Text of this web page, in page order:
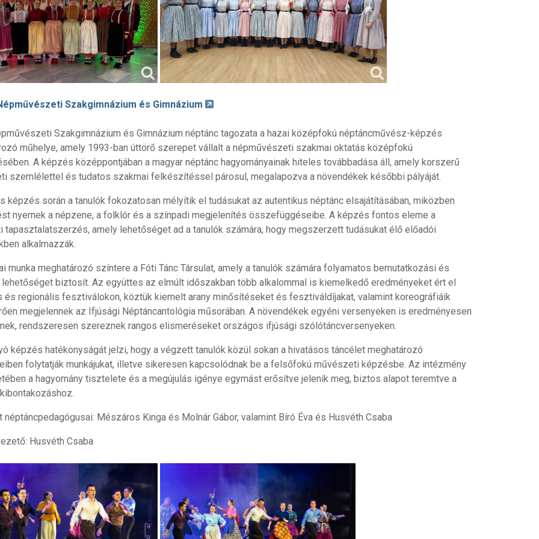
Szakgimnázium és Gimnázium
Szakgimnázium és Gimnázium néptánc tagozata a hazai középfokú néptáncművész-képzés
műhelye, amely 1993-ban úttörő szerepet vállalt a népművészeti szakmai oktatás középfokú
A képzés középpontjában a magyar néptánc hagyományainak hiteles továbbadása áll, amely korszerű
szemlélettel és tudatos szakmai felkészítéssel párosul, megalapozva a növendékek későbbi pályáját.
képzés során a tanulók fokozatosan mélyítik el tudásukat az autentikus néptánc elsajátításában, miközben
nyernek a népzene, a folklór és a színpadi megjelenítés összefüggéseibe. A képzés fontos eleme a
tapasztalatszerzés, amely lehetőséget ad a tanulók számára, hogy megszerzett tudásukat élő előadói
alkalmazzák.
munka meghatározó színtere a Fóti Tánc Társulat, amely a tanulók számára folyamatos bemutatkozási és
biztosít. Az együttes az elmúlt időszakban több alkalommal is kiemelkedő eredményeket ért el
és regionális fesztiválokon, köztük kiemelt arany minősítéseket és fesztiváldíjakat, valamint koreográfiáik
megjelennek az Ifjúsági Néptáncantológia műsorában. A növendékek egyéni versenyeken is eredményesen
rendszeresen szereznek rangos elismeréseket országos ifjúsági szólótáncversenyeken.
képzés hatékonyságát jelzi, hogy a végzett tanulók közül sokan a hivatásos táncélet meghatározó
folytatják munkájukat, illetve sikeresen kapcsolódnak be a felsőfokú művészeti képzésbe. Az intézmény
a hagyomány tisztelete és a megújulás igénye egymást erősítve jelenik meg, biztos alapot teremtve a
néptáncpedagógusai: Mészáros Kinga és Molnár Gábor, valamint Bíró Éva és Husvéth Csaba
Husvéth Csaba